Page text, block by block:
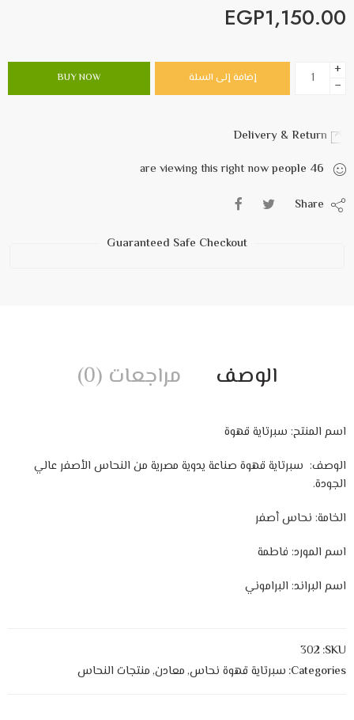
EGP1,150.00
+
−
إضافة إلى السلة BUY NOW
46
people
Guaranteed Safe Checkout
الوصف مراجعات (0)
اسم المنتح: سبرتاية قهوة
الوصف: سبرتاية قهوة صناعة يدوية مصرية من النحاس الأصفر عالي
الجودة.
الخامة: نحاس أصفر
اسم المورد: فاطمة
اسم البراند: البراموني
SKU:
302
Categories: سبرتاية قهوة نحاس,معادن,منتجات النحاس